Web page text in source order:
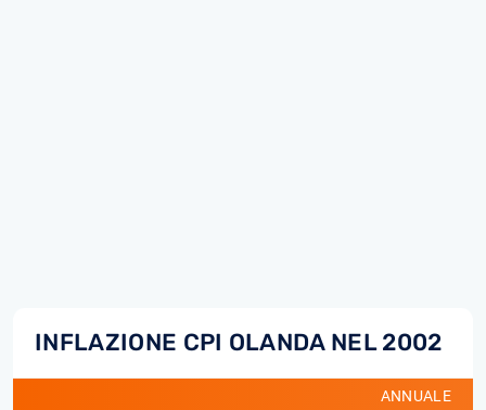
INFLAZIONE CPI OLANDA NEL 2002
ANNUALE